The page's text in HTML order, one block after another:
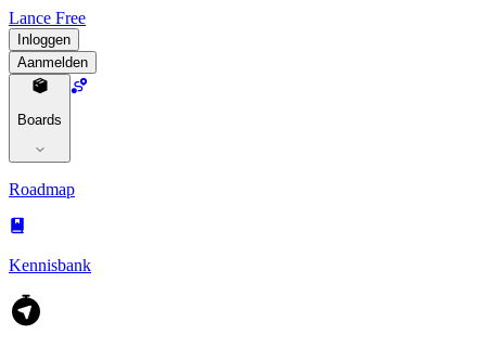
Lance Free
Inloggen
Aanmelden
Boards
Roadmap
Kennisbank